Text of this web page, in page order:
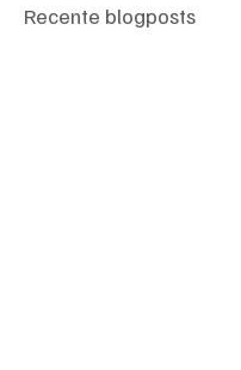
Recente blogposts